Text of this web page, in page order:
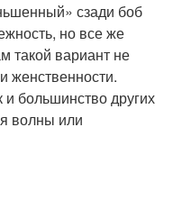
сзади боб
но все же
такой вариант не
женственности.
и большинство других
волны или